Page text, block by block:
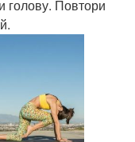
голову. Повтори